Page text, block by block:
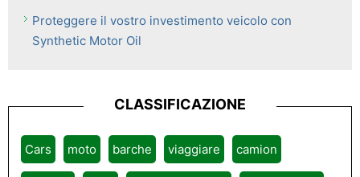
Proteggere il vostro investimento veicolo con
Synthetic Motor Oil
CLASSIFICAZIONE
Cars moto barche viaggiare camion